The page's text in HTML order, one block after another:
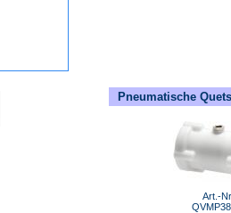
Pneumatische
Art.-